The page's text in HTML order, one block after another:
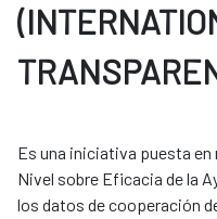
Es una iniciativa puesta en
Nivel sobre Eficacia de la
los datos de cooperación